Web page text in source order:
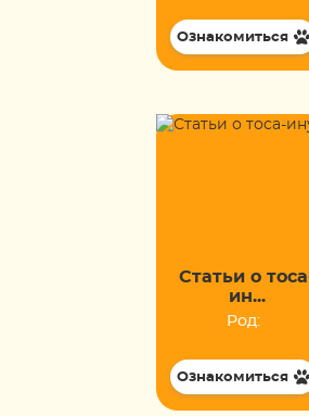
Ознакомиться
Статьи о
ин...
Род:
Ознакомиться